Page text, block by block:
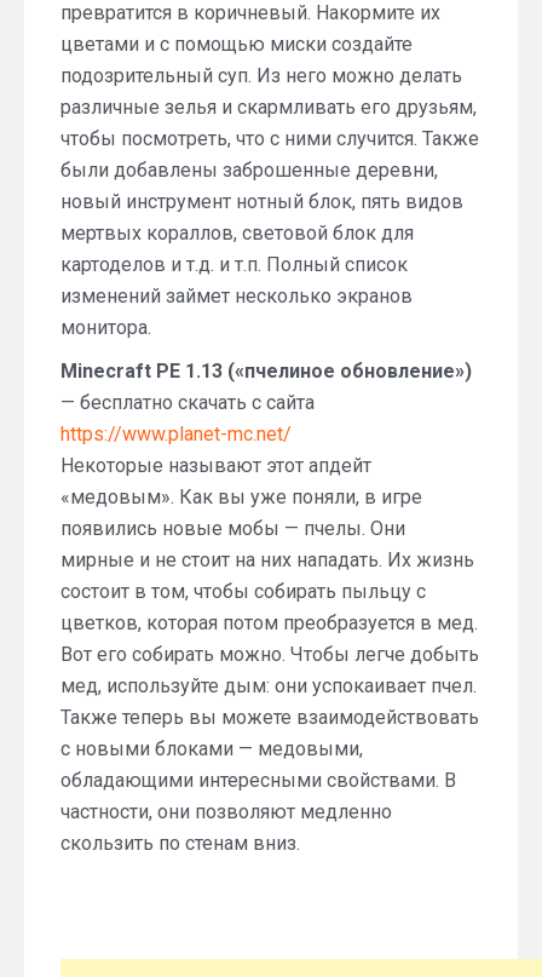
превратится в коричневый. Накормите их
цветами и с помощью миски создайте
подозрительный суп. Из него можно делать
различные зелья и скармливать его друзьям,
чтобы посмотреть, что с ними случится. Также
были добавлены заброшенные деревни,
новый инструмент нотный блок, пять видов
мертвых кораллов, световой блок для
картоделов и т.д. и т.п. Полный список
изменений займет несколько экранов
монитора.
Minecraft PE 1.13 («пчелиное обновление»)
— бесплатно скачать с сайта
https://www.planet-mc.net/
Некоторые называют этот апдейт
«медовым». Как вы уже поняли, в игре
появились новые мобы — пчелы. Они
мирные и не стоит на них нападать. Их жизнь
состоит в том, чтобы собирать пыльцу с
цветков, которая потом преобразуется в мед.
Вот его собирать можно. Чтобы легче добыть
мед, используйте дым: они успокаивает пчел.
Также теперь вы можете взаимодействовать
с новыми блоками — медовыми,
обладающими интересными свойствами. В
частности, они позволяют медленно
скользить по стенам вниз.